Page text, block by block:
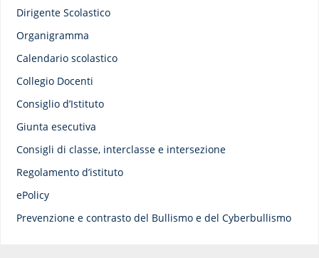
Dirigente Scolastico
Organigramma
Calendario scolastico
Collegio Docenti
Consiglio d’Istituto
Giunta esecutiva
Consigli di classe, interclasse e intersezione
Regolamento d’istituto
ePolicy
Prevenzione e contrasto del Bullismo e del Cyberbullismo